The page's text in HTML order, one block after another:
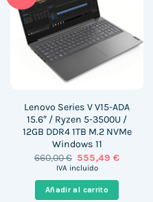
Lenovo Series V V15-ADA
15.6″ / Ryzen 5-3500U /
12GB DDR4 1TB M.2 NVMe
Windows 11
660,00€ El
precio
era:
660,00 €.
555,49€El
IVA incluido
Añadir al carrito